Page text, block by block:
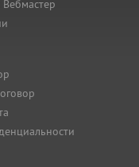
Вебмастер